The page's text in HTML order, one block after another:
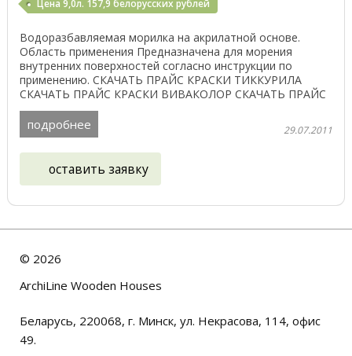
Цена 9,0л. 157,9 белорусских рублей
Водоразбавляемая морилка на акрилатной основе.
Область применения Предназначена для морения
внутренних поверхностей согласно инструкции по
применению. СКАЧАТЬ ПРАЙС КРАСКИ ТИККУРИЛА
СКАЧАТЬ ПРАЙС КРАСКИ ВИВАКОЛОР СКАЧАТЬ ПРАЙС
Perma-Chink ПЕРМАЧИНК ...
подробнее 29.07.2011
оставить заявку
© 2026
ArchiLine Wooden Houses
Беларусь, 220068, г. Минск, ул. Некрасова, 114, офис
49.